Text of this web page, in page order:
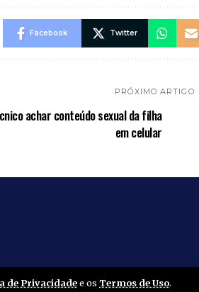
de Privacidadee os Termos de Uso.
Facebook Twitter
PRÓXIMO ARTIGO
achar conteúdo sexual da filha
em celular
Home Amapá Polícia Brasil